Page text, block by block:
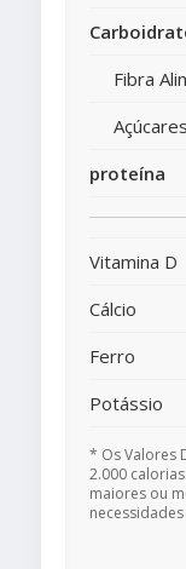
Fibra
Açúcares
proteína
Vitamina D
Cálcio
Ferro
Potássio
* Os Valores
2.000
maiores ou